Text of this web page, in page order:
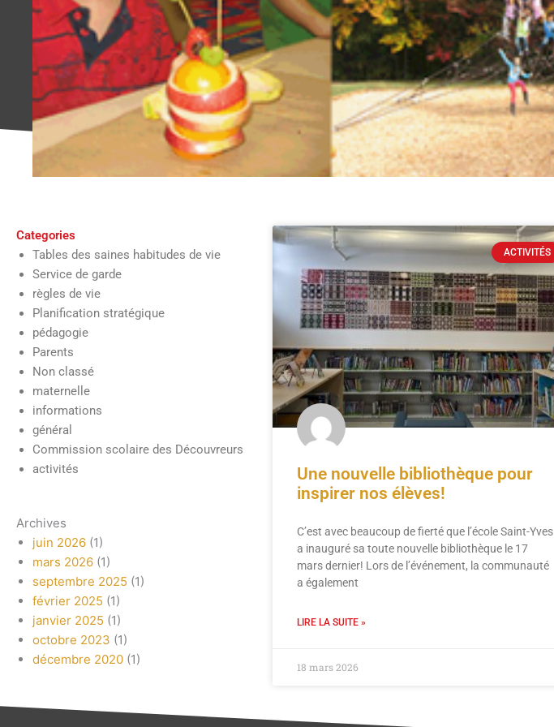
Categories
Tables des saines habitudes de vie
Service de garde
règles de vie
Planification stratégique
pédagogie
Parents
Non classé
maternelle
informations
général
Commission scolaire des Découvreurs
activités
Archives
juin 2026 (1)
mars 2026 (1)
septembre 2025 (1)
février 2025 (1)
janvier 2025 (1)
octobre 2023 (1)
décembre 2020 (1)
ACTIVITÉS
Une nouvelle bibliothèque pour
inspirer nos élèves!
C’est avec beaucoup de fierté que l’école Saint-Yves
a inauguré sa toute nouvelle bibliothèque le 17
mars dernier! Lors de l’événement, la communauté
a également
LIRE LA SUITE »
18 mars 2026